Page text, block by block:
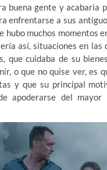
buena gente y acabaría
enfrentarse a sus
hubo muchos momentos
así, situaciones en las
que cuidaba de su
o que no quise ver, es
y que su principal
apoderarse del mayor